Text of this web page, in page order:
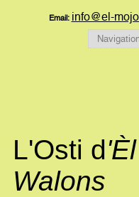
Email: info@el-
L'Osti d
Walons